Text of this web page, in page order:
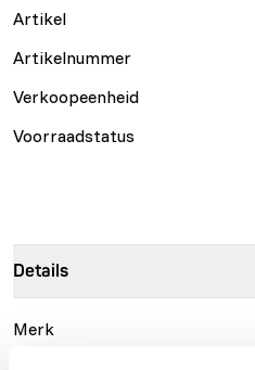
Artikel
Artikelnummer
Verkoopeenheid
Voorraadstatus
Details
Merk